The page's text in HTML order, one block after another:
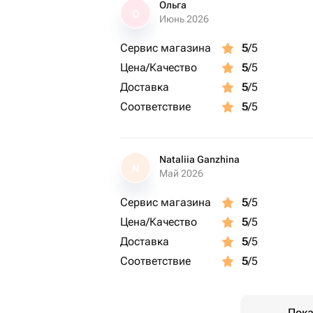
Ольга
Июнь 2026
Сервис магазина 5/5
Цена/Качество
5/5
Доставка
5/5
Соответствие
5/5
N
Nataliia Ganzhina
Май 2026
Сервис магазина 5/5
Цена/Качество
5/5
Доставка
5/5
Соответствие
5/5